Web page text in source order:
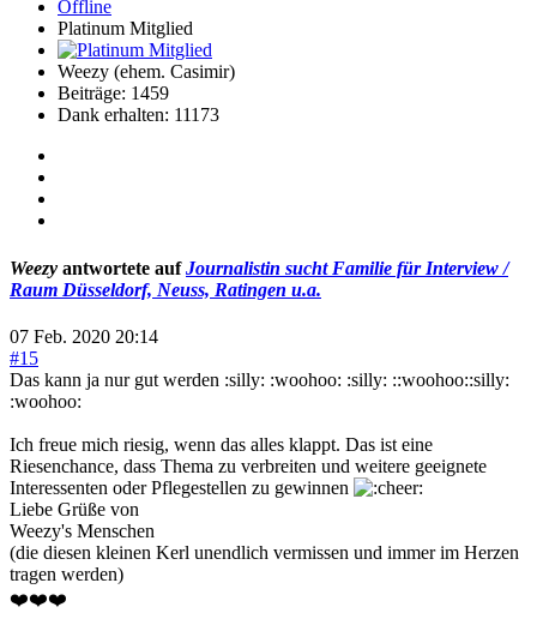
Offline
Platinum Mitglied
Weezy (ehem. Casimir)
Beiträge: 1459
Dank erhalten: 11173
Weezy antwortete aufJournalistin sucht Familie für Interview /
Raum Düsseldorf, Neuss, Ratingen u.a.
07 Feb. 2020 20:14
#15
Das kann ja nur gut werden :silly: :woohoo: :silly: ::woohoo::silly:
:woohoo:
Ich freue mich riesig, wenn das alles klappt. Das ist eine
Riesenchance, dass Thema zu verbreiten und weitere geeignete
Interessenten oder Pflegestellen zu gewinnen
Liebe Grüße von
Weezy's Menschen
(die diesen kleinen Kerl unendlich vermissen und immer im Herzen
tragen werden)
❤️❤️❤️